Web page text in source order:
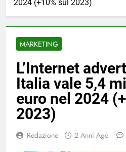
2024 (+10% sul 2023)
MARKETING
L’Internet
Italia vale 5,4
euro nel 2024
2023)
Redazione 2 Anni Ago